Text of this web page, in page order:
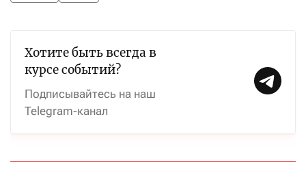
Хотите быть всегда в
курсе событий?
Подписывайтесь на наш
Telegram-канал